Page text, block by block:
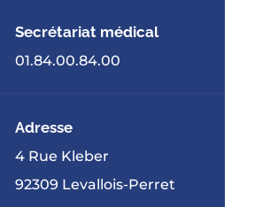
Secrétariat médical
01.84.00.84.00
Adresse
4 Rue Kleber
92309 Levallois-Perret